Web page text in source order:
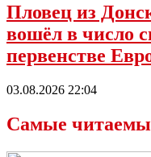
Пловец из
вошёл в число
первенстве
03.08.2026 22:04
Самые